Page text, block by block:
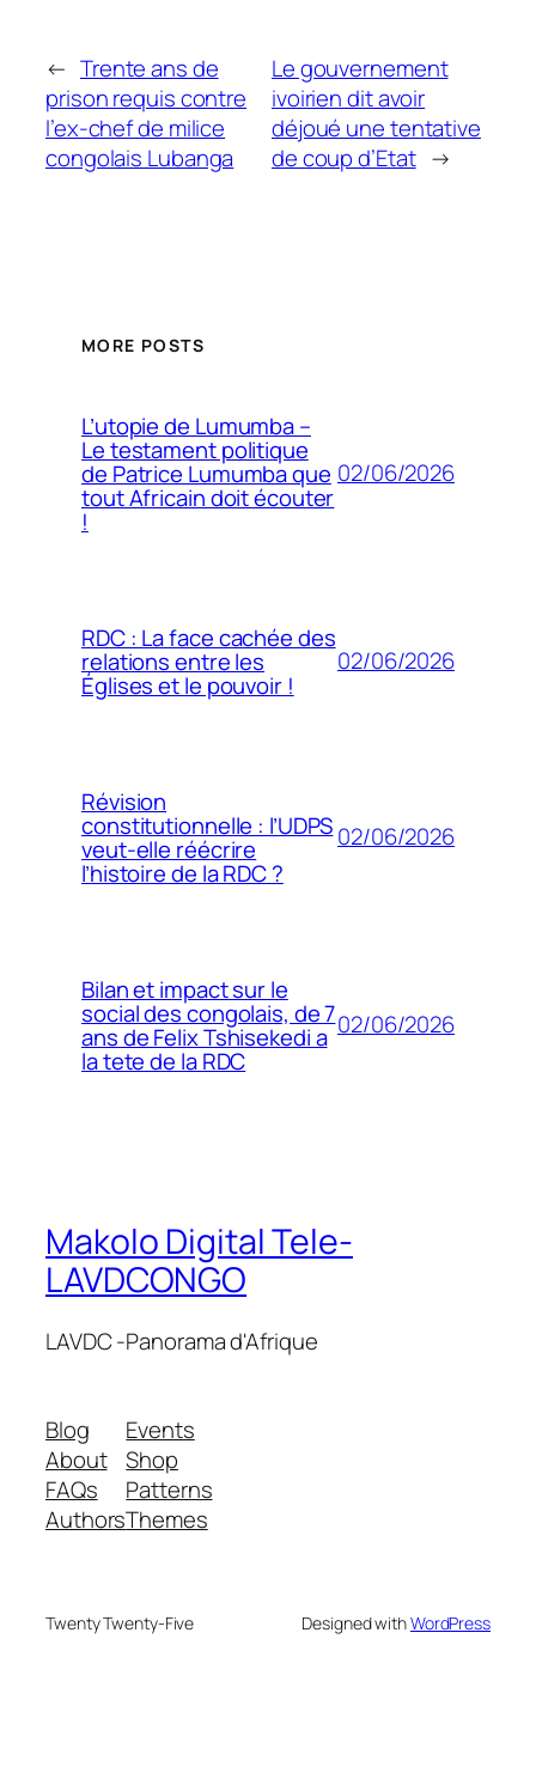
← Trente ans de
prison requis contre
l’ex-chef de milice
congolais Lubanga
Le gouvernement
ivoirien dit avoir
déjoué une tentative
de coup d’Etat →
MORE POSTS
L’utopie de Lumumba –
Le testament politique
de Patrice Lumumba que
tout Africain doit écouter
!
02/06/2026
RDC : La face cachée des
relations entre les
Églises et le pouvoir !
02/06/2026
Révision
constitutionnelle : l’UDPS
veut-elle réécrire
l’histoire de la RDC ?
02/06/2026
Bilan et impact sur le
social des congolais, de 7
ans de Felix Tshisekedi a
la tete de la RDC
02/06/2026
Makolo Digital Tele-
LAVDCONGO
LAVDC -Panorama d'Afrique
Blog
About
FAQs
Authors
Events
Shop
Patterns
Themes
Twenty Twenty-Five Designed withWordPress